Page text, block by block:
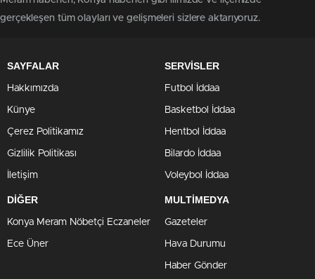
gerçekleşen tüm olayları ve gelişmeleri sizlere aktarıyoruz.
SAYFALAR
Hakkımızda
Künye
Çerez Politikamız
Gizlilik Politikası
İletişim
SERVİSLER
Futbol İddaa
Basketbol İddaa
Hentbol İddaa
Bilardo İddaa
Voleybol İddaa
DİĞER
Konya Meram Nöbetçi Eczaneler
Ece Üner
MULTİMEDYA
Gazeteler
Hava Durumu
Haber Gönder